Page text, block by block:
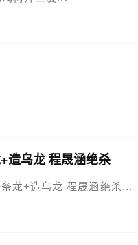
造乌龙 程晟涵绝杀
龙+造乌龙 程晟涵绝杀...